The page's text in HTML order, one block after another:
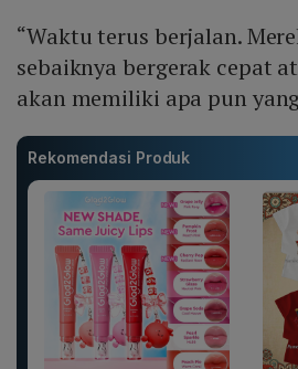
“Waktu terus berjalan.
sebaiknya bergerak cepat
akan memiliki apa pun
Rekomendasi Produk